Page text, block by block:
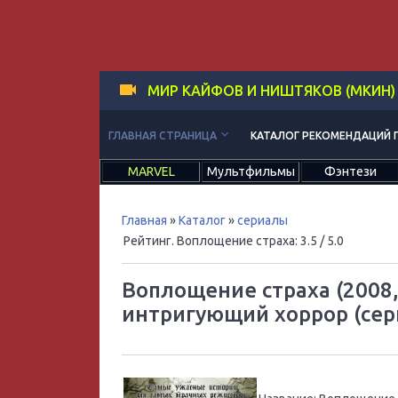
МИР КАЙФОВ И НИШТЯКОВ (МКИН)
ГЛАВНАЯ СТРАНИЦА keyboard_arrow_down КАТАЛОГ РЕКОМЕНДАЦИЙ
MARVEL Мультфильмы Фэнтези
Главная »Каталог»сериалы
Рейтинг. Воплощение страха: 3.5 / 5.0
Воплощение страха
интригующий хоррор